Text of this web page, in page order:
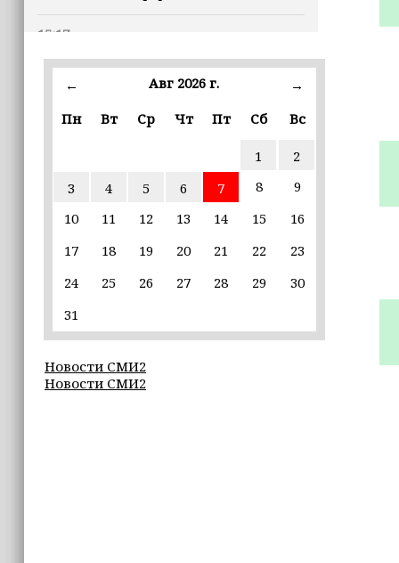
15:17
готовы к приёму голосов
избирателей
15:02
Пакистан подписали «Мекканское
соглашение» о коллективной обороне
14:58
Кадыров: сдача в плен становится
для многих военнослужащих ВСУ
единственной альтернативой гибели
14:44
«Нохчийн Пачхьалкхан Къонах»
← Авг 2026 г.
→
Пн
Вт Ср Чт Пт Сб Вс
1
2
3
4 5 6 7 8
9
10
11 12 13 14 15
16
17
18 19 20 21 22
23
24
25 26 27 28 29
30
31
Новости СМИ2
Новости СМИ2